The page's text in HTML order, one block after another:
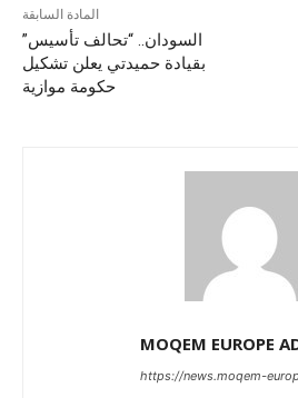
المادة السابقة
السودان.. “تحالف تأسيس”
بقيادة حميدتي يعلن تشكيل
حكومة موازية
MOQEM EUROPE
https://news.moqem-